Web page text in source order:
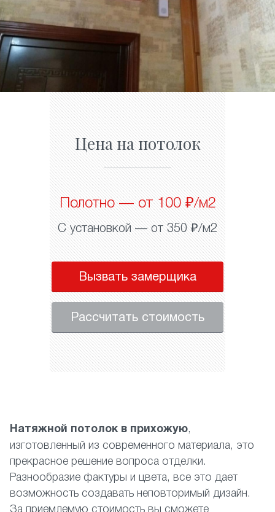
Цена на потолок
Полотно — от 100 ₽/м2
С установкой — от 350 ₽/м2
Вызвать замерщика
Рассчитать стоимость
Натяжной потолок в прихожую,
изготовленный из современного материала, это
прекрасное решение вопроса отделки.
Разнообразие фактуры и цвета, все это дает
возможность создавать неповторимый дизайн.
За приемлемую стоимость вы сможете